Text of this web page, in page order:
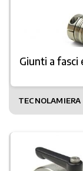
Giunti a fasci
TECNOLAMIERA